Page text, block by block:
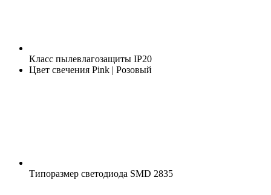
Класс пылевлагозащиты IP20
Цвет свечения Pink | Розовый
Типоразмер светодиода SMD 2835